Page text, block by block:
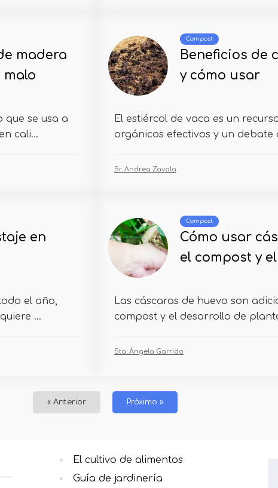
madera
malo
que se usa a
cali...
Compost
Beneficios de
y cómo usar
El estiércol de vaca es un
orgánicos efectivos y un debate
Sr. Andrea Zavala
en
el año,
...
Compost
Cómo usar
el compost y
Las cáscaras de huevo son
compost y el desarrollo de
Sta. Ángela Garrido
« Anterior Próximo »
El cultivo de alimentos
Guía de jardinería